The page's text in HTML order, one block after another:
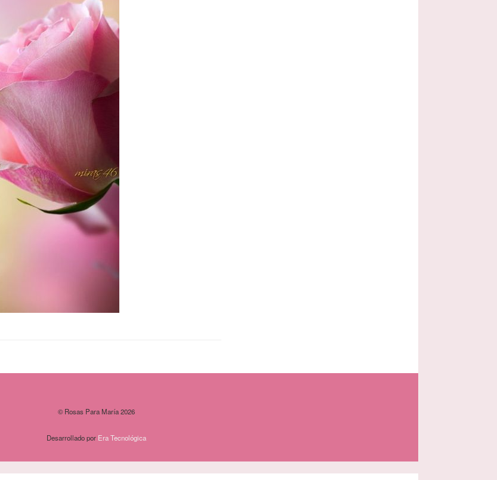
© Rosas Para María 2026
Desarrollado por Era Tecnológica